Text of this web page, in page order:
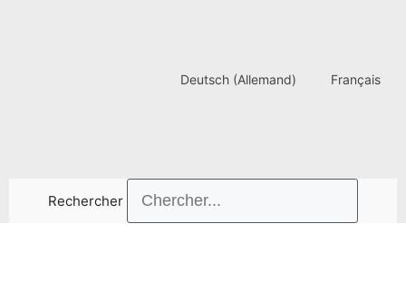
Deutsch (Allemand) Français
Rechercher